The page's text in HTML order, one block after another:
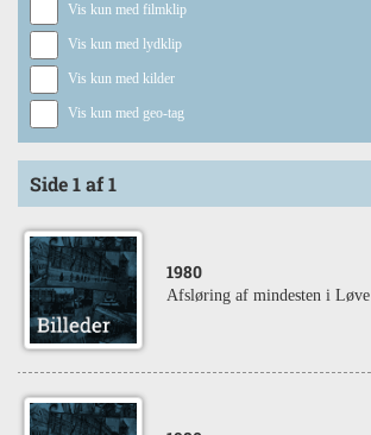
Vis kun med filmklip
Vis kun med lydklip
Vis kun med kilder
Vis kun med geo-tag
Side 1 af 1
1980
Afsløring af mindesten i Løve